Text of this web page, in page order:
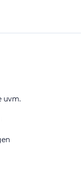
uvm.